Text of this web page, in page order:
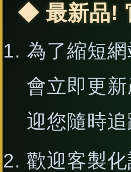
◆ 最新品!
為了縮短
會立即更
迎您隨時
歡迎客製